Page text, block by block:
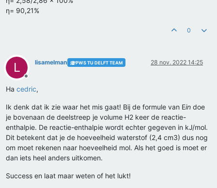
η= 90,21%
0
L
Offline
lisamelman PWS TU DELFT TEAM 28 nov. 2022 14:25
Ha cedric,
Ik denk dat ik zie waar het mis gaat! Bij de formule van Ein doe
je bovenaan de deelstreep je volume H2 keer de reactie-
enthalpie. De reactie-enthalpie wordt echter gegeven in kJ/mol.
Dit betekent dat je de hoeveelheid waterstof (2,4 cm3) dus nog
om moet rekenen naar hoeveelheid mol. Als het goed is moet er
dan iets heel anders uitkomen.
Success en laat maar weten of het lukt!